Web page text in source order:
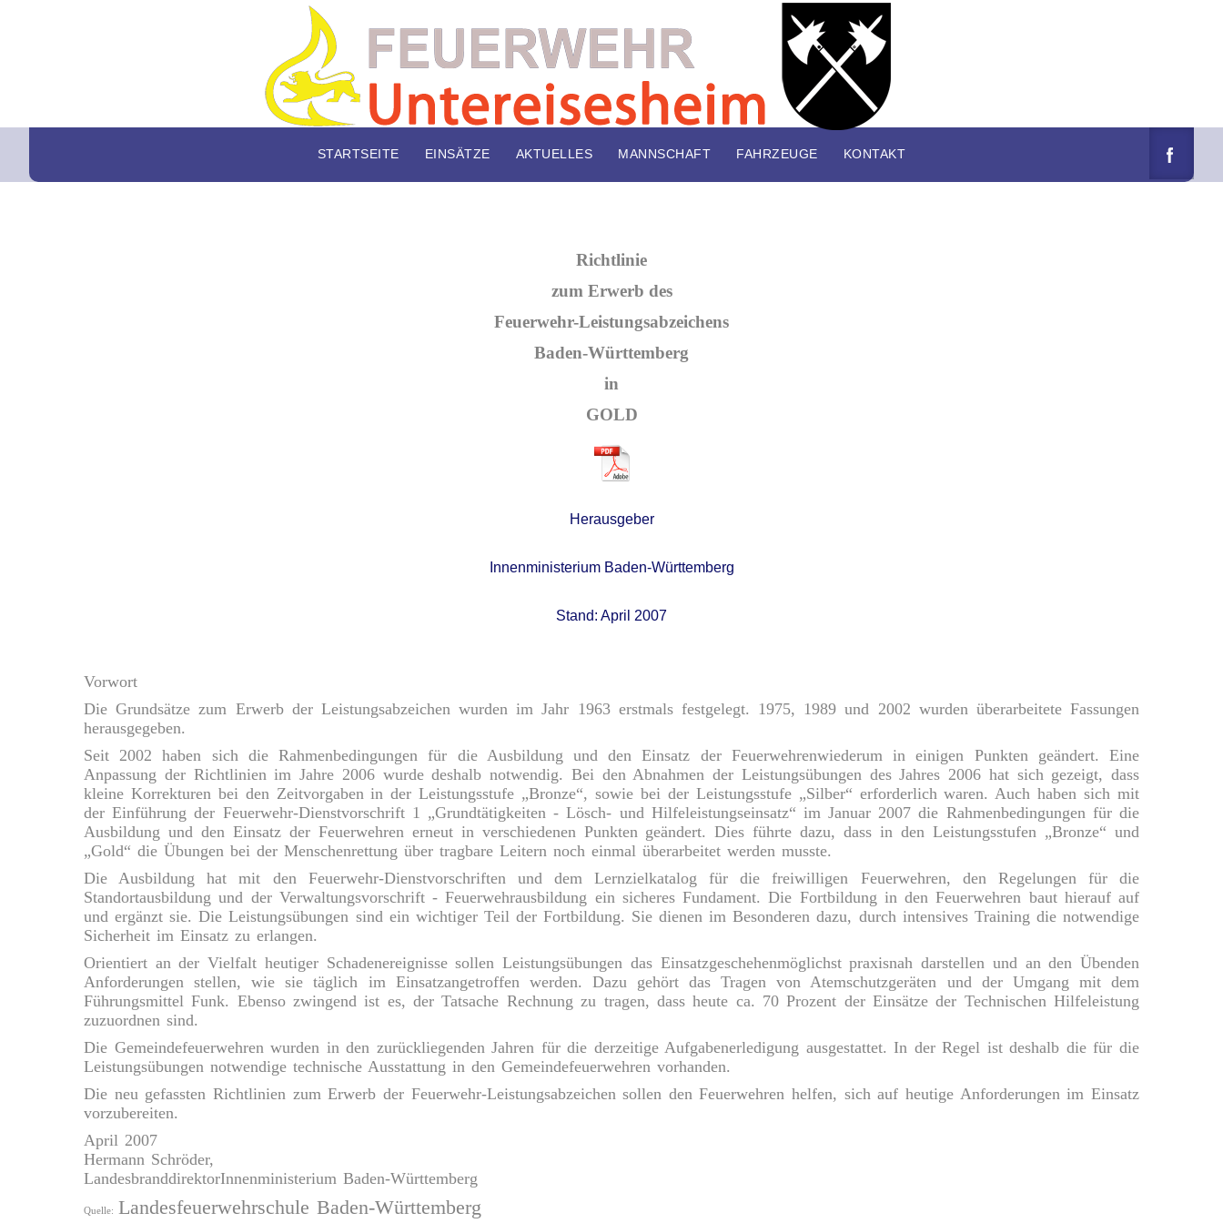
STARTSEITE EINSÄTZE AKTUELLES MANNSCHAFT FAHRZEUGE KONTAKT
Richtlinie
zum Erwerb des
Feuerwehr-Leistungsabzeichens
Baden-Württemberg
in
GOLD
Herausgeber
Innenministerium Baden-Württemberg
Stand: April 2007
Vorwort
Die Grundsätze zum Erwerb der Leistungsabzeichen wurden im Jahr 1963 erstmals festgelegt. 1975, 1989 und 2002 wurden überarbeitete Fassungen
herausgegeben.
Seit 2002 haben sich die Rahmenbedingungen für die Ausbildung und den Einsatz der Feuerwehrenwiederum in einigen Punkten geändert. Eine
Anpassung der Richtlinien im Jahre 2006 wurde deshalb notwendig. Bei den Abnahmen der Leistungsübungen des Jahres 2006 hat sich gezeigt, dass
kleine Korrekturen bei den Zeitvorgaben in der Leistungsstufe „Bronze“, sowie bei der Leistungsstufe „Silber“ erforderlich waren. Auch haben sich mit
der Einführung der Feuerwehr-Dienstvorschrift 1 „Grundtätigkeiten - Lösch- und Hilfeleistungseinsatz“ im Januar 2007 die Rahmenbedingungen für die
Ausbildung und den Einsatz der Feuerwehren erneut in verschiedenen Punkten geändert. Dies führte dazu, dass in den Leistungsstufen „Bronze“ und
„Gold“ die Übungen bei der Menschenrettung über tragbare Leitern noch einmal überarbeitet werden musste.
Die Ausbildung hat mit den Feuerwehr-Dienstvorschriften und dem Lernzielkatalog für die freiwilligen Feuerwehren, den Regelungen für die
Standortausbildung und der Verwaltungsvorschrift - Feuerwehrausbildung ein sicheres Fundament. Die Fortbildung in den Feuerwehren baut hierauf auf
und ergänzt sie. Die Leistungsübungen sind ein wichtiger Teil der Fortbildung. Sie dienen im Besonderen dazu, durch intensives Training die notwendige
Sicherheit im Einsatz zu erlangen.
Orientiert an der Vielfalt heutiger Schadenereignisse sollen Leistungsübungen das Einsatzgeschehenmöglichst praxisnah darstellen und an den Übenden
Anforderungen stellen, wie sie täglich im Einsatzangetroffen werden. Dazu gehört das Tragen von Atemschutzgeräten und der Umgang mit dem
Führungsmittel Funk. Ebenso zwingend ist es, der Tatsache Rechnung zu tragen, dass heute ca. 70 Prozent der Einsätze der Technischen Hilfeleistung
zuzuordnen sind.
Die Gemeindefeuerwehren wurden in den zurückliegenden Jahren für die derzeitige Aufgabenerledigung ausgestattet. In der Regel ist deshalb die für die
Leistungsübungen notwendige technische Ausstattung in den Gemeindefeuerwehren vorhanden.
Die neu gefassten Richtlinien zum Erwerb der Feuerwehr-Leistungsabzeichen sollen den Feuerwehren helfen, sich auf heutige Anforderungen im Einsatz
vorzubereiten.
April 2007
Hermann Schröder,
LandesbranddirektorInnenministerium Baden-Württemberg
Quelle: Landesfeuerwehrschule Baden-Württemberg